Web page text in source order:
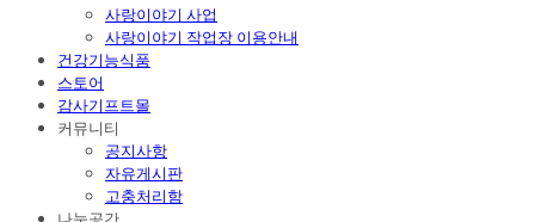
사랑이야기 사업
사랑이야기 작업장 이용안내
건강기능식품
스토어
감사기프트몰
커뮤니티
공지사항
자유게시판
고충처리함